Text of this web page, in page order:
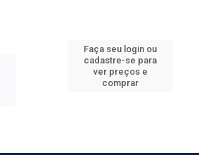
Faça seu login ou
cadastre-se para
ver preços e
comprar